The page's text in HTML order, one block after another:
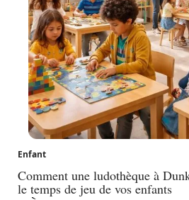
Enfant
Comment une ludothèque à
le temps de jeu de vos enfants